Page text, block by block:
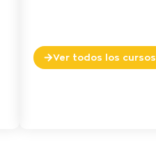
Ver todos los cursos